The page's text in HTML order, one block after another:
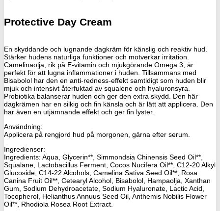
Protective Day Cream
En skyddande och lugnande dagkräm för känslig och reaktiv hud.
Stärker hudens naturliga funktioner och motverkar irritation.
Camelinaolja, rik på E-vitamin och mjukgörande Omega 3, är
perfekt för att lugna inflammationer i huden. Tillsammans med
Bisabolol har den en anti-redness-effekt samtidigt som huden blir
mjuk och intensivt återfuktad av squalene och hyaluronsyra.
Probiotika balanserar huden och ger den extra skydd. Den här
dagkrämen har en silkig och fin känsla och är lätt att applicera. Den
har även en utjämnande effekt och ger fin lyster.
Användning:
Applicera på rengjord hud på morgonen, gärna efter serum.
Ingredienser:
Ingredients: Aqua, Glycerin**, Simmondsia Chinensis Seed Oil**,
Squalane, Lactobacillus Ferment, Cocos Nucifera Oil**, C12-20 Alkyl
Glucoside, C14-22 Alcohols, Camelina Sativa Seed Oil**, Rosa
Canina Fruit Oil**, Cetearyl Alcohol, Bisabolol, Hampaolja, Xanthan
Gum, Sodium Dehydroacetate, Sodium Hyaluronate, Lactic Acid,
Tocopherol, Helianthus Annuus Seed Oil, Anthemis Nobilis Flower
Oil**, Rhodiola Rosea Root Extract.